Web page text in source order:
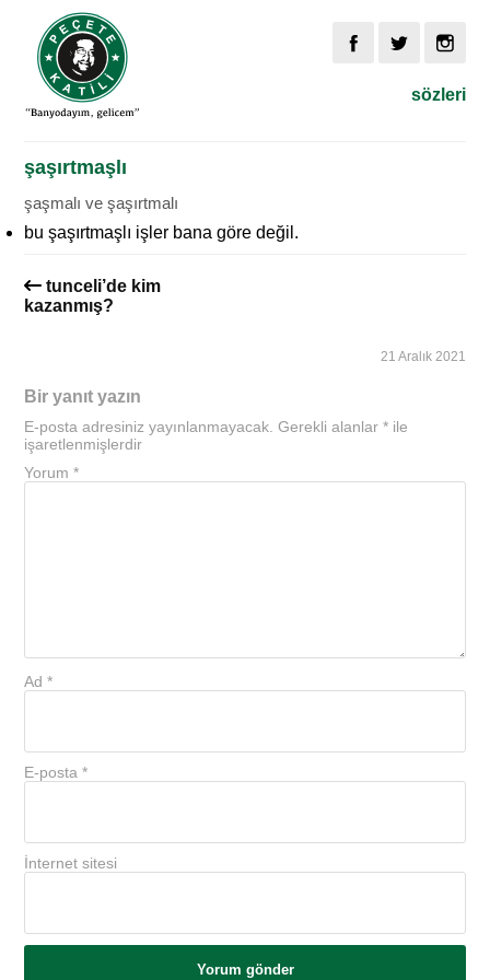
sözleri
şaşırtmaşlı
şaşmalı ve şaşırtmalı
bu şaşırtmaşlı işler bana göre değil.
tunceli’de kim
kazanmış?
21 Aralık 2021
Bir yanıt yazın
E-posta adresiniz yayınlanmayacak. Gerekli alanlar* ile
işaretlenmişlerdir
Yorum*
Ad*
E-posta*
İnternet sitesi